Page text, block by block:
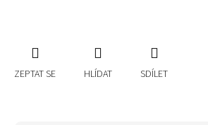
ZEPTAT SE HLÍDAT SDÍLET